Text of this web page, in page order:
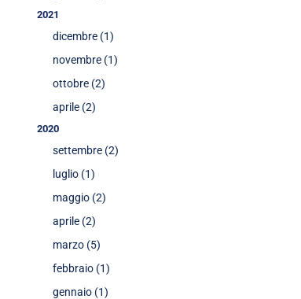
2021
dicembre (1)
novembre (1)
ottobre (2)
aprile (2)
2020
settembre (2)
luglio (1)
maggio (2)
aprile (2)
marzo (5)
febbraio (1)
gennaio (1)